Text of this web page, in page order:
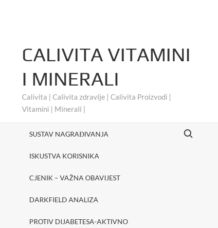
CALIVITA VITAMINI
I MINERALI
Calivita | Calivita zdravlje | Calivita Proizvodi |
Vitamini | Minerali |
SUSTAV NAGRAĐIVANJA
ISKUSTVA KORISNIKA
CJENIK – VAŽNA OBAVIJEST
DARKFIELD ANALIZA
PROTIV DIJABETESA-AKTIVNO
Search for: